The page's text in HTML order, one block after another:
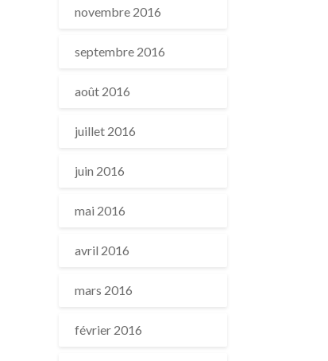
novembre 2016
septembre 2016
août 2016
juillet 2016
juin 2016
mai 2016
avril 2016
mars 2016
février 2016